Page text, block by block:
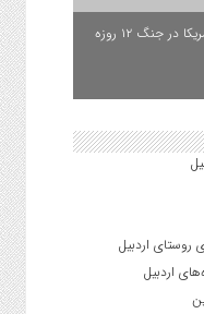
اینفوگرافیک/ یک چهارم موشک‌های تاد آمریکا در جنگ ۱۲ روزه